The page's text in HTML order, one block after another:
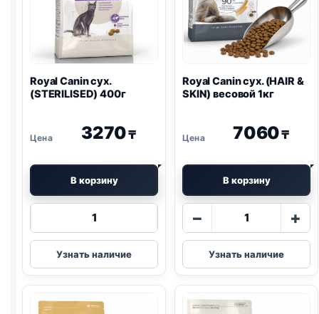
Royal Canin сух.
(STERILISED) 400г
3270₸
В корзину
Количество
Royal
Canin
сух.
400г
Узнать наличие
Royal Canin сух. (HAIR &
SKIN) весовой 1кг
7060₸
В корзину
−
Количество
Royal
Canin
сух.
&
+
Узнать наличие